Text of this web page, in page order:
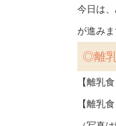
今日は
が進み
◎離
【離乳
【離乳